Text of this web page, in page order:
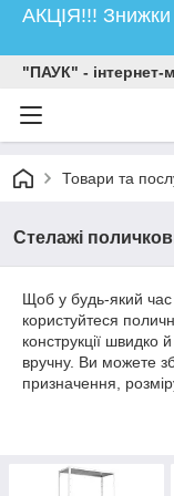
АКЦІЯ!!! Знижки
"ПАУК" - інтернет-
Товари та
Стелажі
Щоб у будь-який час
користуйтеся
конструкції швидко
вручну. Ви можете
призначення,
У компанії «Паук»
універсальні